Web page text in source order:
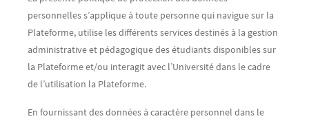
personnelles s’applique à toute personne qui navigue sur la
Plateforme, utilise les différents services destinés à la gestion
administrative et pédagogique des étudiants disponibles sur
la Plateforme et/ou interagit avec l’Université dans le cadre
de l’utilisation la Plateforme.
En fournissant des données à caractère personnel dans le